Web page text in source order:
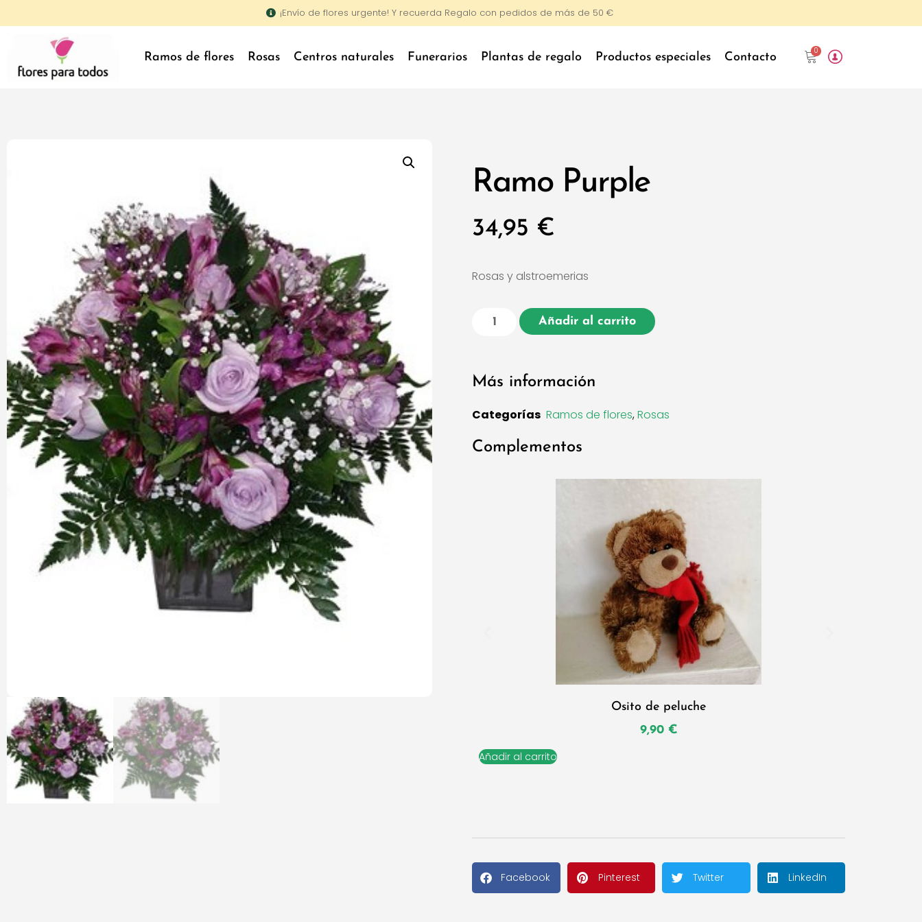
¡Envío de flores urgente! Y recuerda Regalo con pedidos de más de 50 €
Ramos de flores Rosas Centros naturales Funerarios Plantas de regalo Productos especiales Contacto 0
Ramo Purple
34,95 €
Rosas y alstroemerias
Añadir al carrito
Más información
Categorías Ramos de flores,Rosas
Complementos
Osito de peluche
9,90 €
Añadir al carrito
Facebook Pinterest Twitter LinkedIn